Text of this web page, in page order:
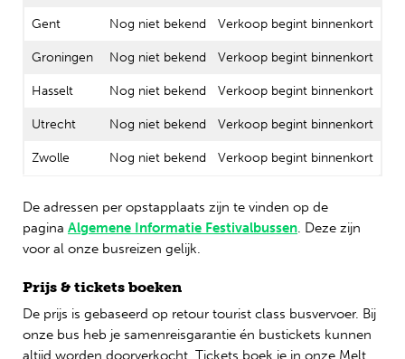
Gent Nog niet bekend Verkoop begint binnenkort
Groningen Nog niet bekend Verkoop begint binnenkort
Hasselt Nog niet bekend Verkoop begint binnenkort
Utrecht Nog niet bekend Verkoop begint binnenkort
Zwolle Nog niet bekend Verkoop begint binnenkort
De adressen per opstapplaats zijn te vinden op de
pagina Algemene Informatie Festivalbussen. Deze zijn
voor al onze busreizen gelijk.
Prijs & tickets boeken
De prijs is gebaseerd op retour tourist class busvervoer. Bij
onze bus heb je samenreisgarantie én bustickets kunnen
altijd worden doorverkocht. Tickets boek je in onze Melt